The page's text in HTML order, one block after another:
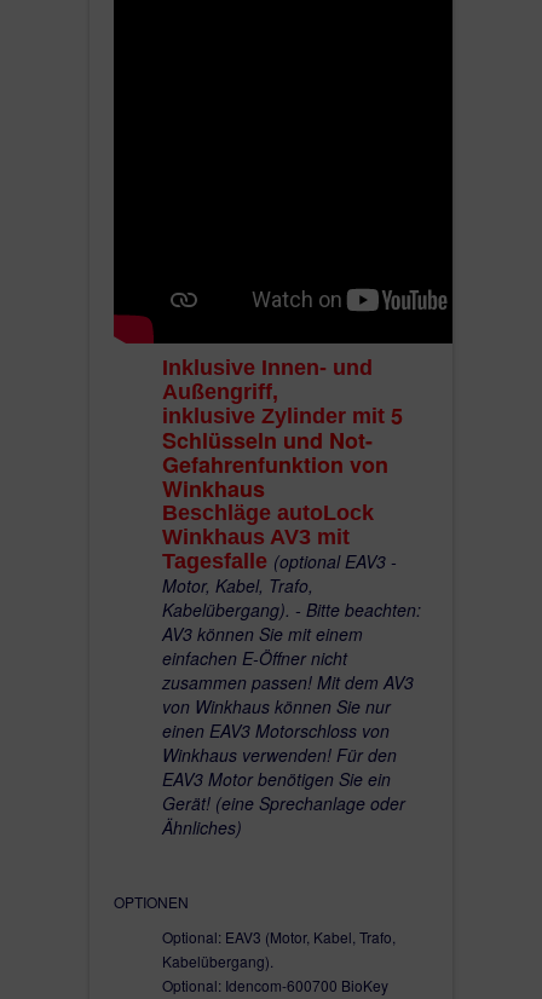
Inklusive Innen- und
Außengriff,
inklusive Zylinder mit 5
Schlüsseln und Not-
Gefahrenfunktion von
Winkhaus
Beschläge autoLock
Winkhaus AV3 mit
Tagesfalle (optional EAV3 -
Motor, Kabel, Trafo,
Kabelübergang). - Bitte beachten:
AV3 können Sie mit einem
einfachen E-Öffner nicht
zusammen passen! Mit dem AV3
von Winkhaus können Sie nur
einen EAV3 Motorschloss von
Winkhaus verwenden! Für den
EAV3 Motor benötigen Sie ein
Gerät! (eine Sprechanlage oder
Ähnliches)
OPTIONEN
Optional: EAV3 (Motor, Kabel, Trafo,
Kabelübergang).
Optional: Idencom-600700 BioKey